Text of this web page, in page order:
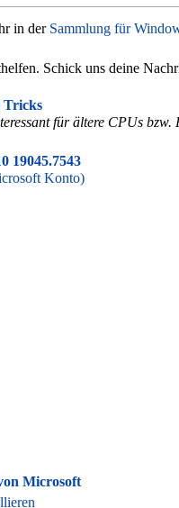
in der Sammlung für
Schick uns deine
Tricks
für ältere CPUs bzw.
19045.7543
Konto)
Microsoft